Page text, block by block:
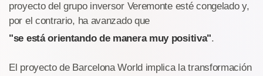
proyecto del grupo inversor Veremonte esté congelado y,
por el contrario, ha avanzado que
"se está orientando de manera muy positiva".
El proyecto de Barcelona World implica la transformación